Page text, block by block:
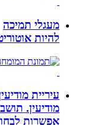
מעגלי תמיכה
להיות אוטוריטה
עיריית מודיעין
מודיעין. תושב
אפשרות לבחור